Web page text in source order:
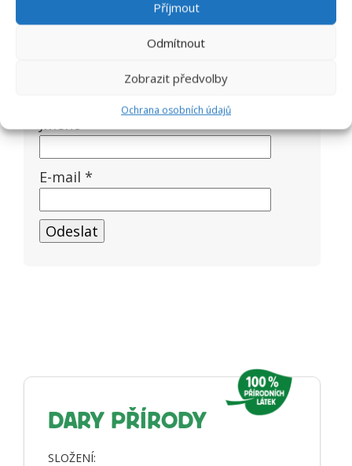
Příjmout
Odmítnout
Zobrazit předvolby
Ochrana osobních údajů
Jméno*
E-mail *
DARY PŘÍRODY
SLOŽENÍ: